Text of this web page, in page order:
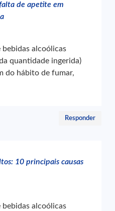
de apetite em
alcoólicas
quantidade ingerida)
do hábito de fumar,
Responder
10 principais causas
alcoólicas